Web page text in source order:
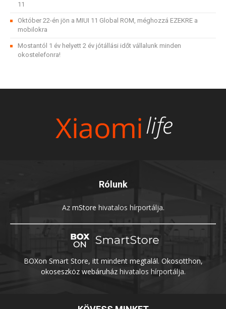
11
Október 22-én jön a MIUI 11 Global ROM, méghozzá EZEKRE a
mobilokra
Mostantól 1 év helyett 2 év jótállási időt vállalunk minden
okostelefonra!
Rólunk
Az mStore hivatalos hírportálja.
BOXon Smart Store, itt mindent megtalál. Okosotthon,
okoseszköz webáruházhivatalos hírportálja.